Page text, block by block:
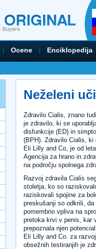
| Ocene | Enciklopedija
Neželeni
Zdravilo Cialis, znano
je zdravilo, ki se
disfunkcije (ED) in
(BPH). Zdravilo Cialis,
Eli Lilly and Co, je od
Agencija za hrano in
na področju spolnega
Razvoj zdravila Cialis
stoletja, ko so
raziskovali spojine za
preskušanji so odkrili, da
pomembno vpliva na
pretoka krvi v penis, kar
prepoznala njen
Eli Lilly and Co. za
obsežnih testiranjih je